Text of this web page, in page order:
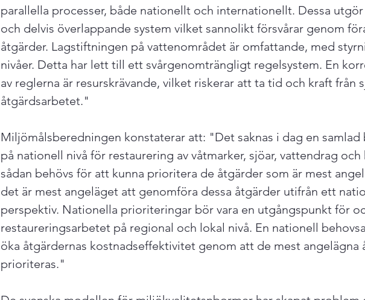
parallella processer, både nationellt och internationellt. Dessa
och delvis överlappande system vilket sannolikt försvårar genom
åtgärder. Lagstiftningen på vattenområdet är omfattande, med
nivåer. Detta har lett till ett svårgenomträngligt regelsystem. En
av reglerna är resurskrävande, vilket riskerar att ta tid och kraft från
åtgärdsarbetet."
Miljömålsberedningen konstaterar att: "Det saknas i dag en samlad
på nationell nivå för restaurering av våtmarker, sjöar, vattendrag och
sådan behövs för att kunna prioritera de åtgärder som är mest
det är mest angeläget att genomföra dessa åtgärder utifrån ett
perspektiv. Nationella prioriteringar bör vara en utgångspunkt för
restaureringsarbetet på regional och lokal nivå. En nationell
öka åtgärdernas kostnadseffektivitet genom att de mest angelägna
prioriteras."